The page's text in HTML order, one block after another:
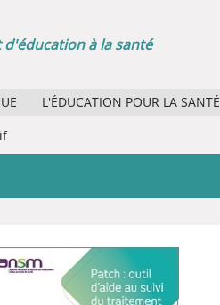
à la santé
L'ÉDUCATION POUR LA SANTÉ